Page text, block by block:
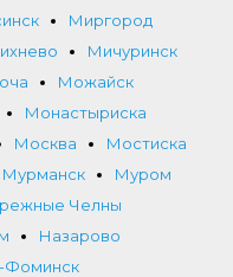
Миргород
Мичуринск
Можайск
Монастыриска
Москва
Мостиска
Мурманск
Муром
Челны
Назарово
Фоминск